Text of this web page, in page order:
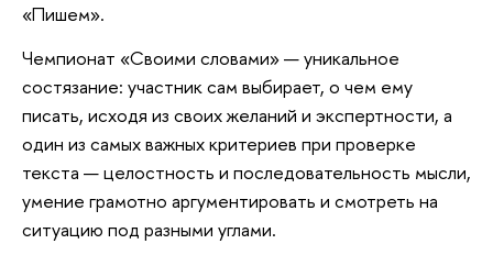
«Пишем».
Чемпионат «Своими словами» — уникальное
состязание: участник сам выбирает, о чем ему
писать, исходя из своих желаний и экспертности, а
один из самых важных критериев при проверке
текста — целостность и последовательность мысли,
умение грамотно аргументировать и смотреть на
ситуацию под разными углами.